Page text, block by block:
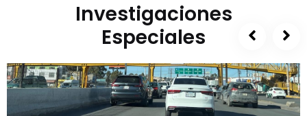
Investigaciones
Especiales